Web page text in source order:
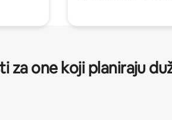
za one koji planiraju